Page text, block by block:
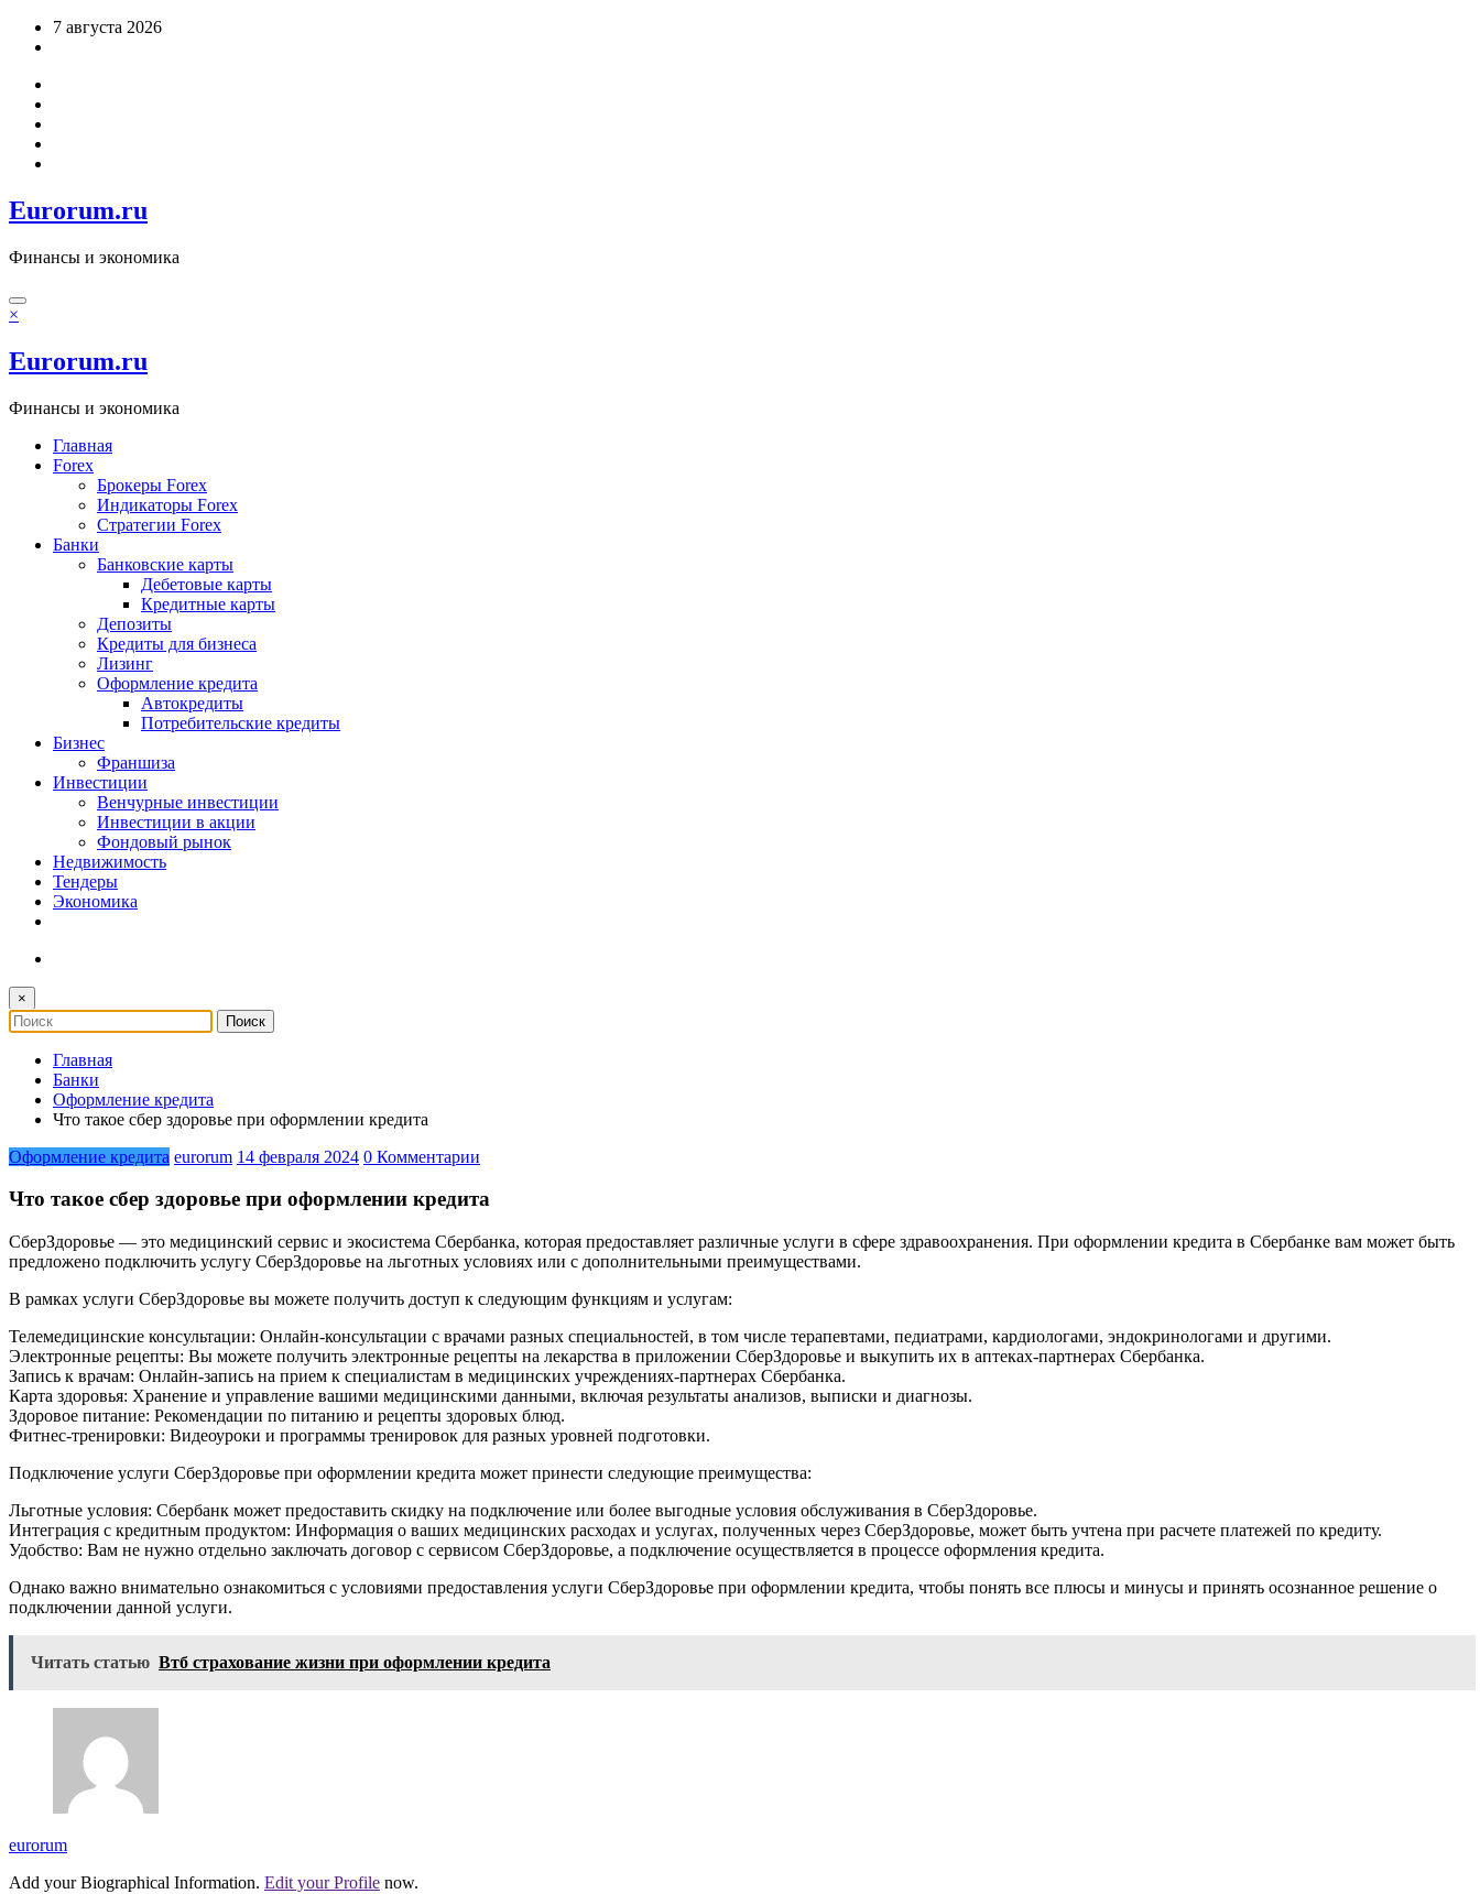
Перейти7 августа 2026
Eurorum.ru
Финансы и экономика
×
Eurorum.ru
Финансы и экономика
Главная
Forex
Брокеры Forex
Индикаторы Forex
Стратегии Forex
Банки
Банковские карты
Дебетовые карты
Кредитные карты
Депозиты
Кредиты для бизнеса
Лизинг
Оформление кредита
Автокредиты
Потребительские кредиты
Бизнес
Франшиза
Инвестиции
Венчурные инвестиции
Инвестиции в акции
Фондовый рынок
Недвижимость
Тендеры
Экономика
×
Главная
Банки
Оформление кредита
Что такое сбер здоровье при оформлении кредита
Оформление кредита eurorum 14 февраля 2024 0 Комментарии
Что такое сбер здоровье при оформлении кредита
СберЗдоровье — это медицинский сервис и экосистема Сбербанка, которая предоставляет различные услуги в сфере здравоохранения. При оформлении кредита в Сбербанке вам может быть
предложено подключить услугу СберЗдоровье на льготных условиях или с дополнительными преимуществами.
В рамках услуги СберЗдоровье вы можете получить доступ к следующим функциям и услугам:
Телемедицинские консультации: Онлайн-консультации с врачами разных специальностей, в том числе терапевтами, педиатрами, кардиологами, эндокринологами и другими.
Электронные рецепты: Вы можете получить электронные рецепты на лекарства в приложении СберЗдоровье и выкупить их в аптеках-партнерах Сбербанка.
Запись к врачам: Онлайн-запись на прием к специалистам в медицинских учреждениях-партнерах Сбербанка.
Карта здоровья: Хранение и управление вашими медицинскими данными, включая результаты анализов, выписки и диагнозы.
Здоровое питание: Рекомендации по питанию и рецепты здоровых блюд.
Фитнес-тренировки: Видеоуроки и программы тренировок для разных уровней подготовки.
Подключение услуги СберЗдоровье при оформлении кредита может принести следующие преимущества:
Льготные условия: Сбербанк может предоставить скидку на подключение или более выгодные условия обслуживания в СберЗдоровье.
Интеграция с кредитным продуктом: Информация о ваших медицинских расходах и услугах, полученных через СберЗдоровье, может быть учтена при расчете платежей по кредиту.
Удобство: Вам не нужно отдельно заключать договор с сервисом СберЗдоровье, а подключение осуществляется в процессе оформления кредита.
Однако важно внимательно ознакомиться с условиями предоставления услуги СберЗдоровье при оформлении кредита, чтобы понять все плюсы и минусы и принять осознанное решение о
подключении данной услуги.
Читать статью Втб страхование жизни при оформлении кредита
eurorum
Add your Biographical Information. Edit your Profile now.